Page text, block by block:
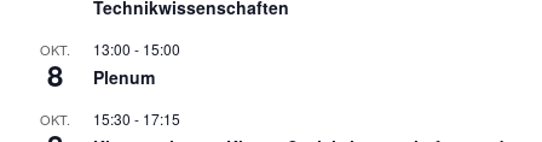
Technikwissenschaften
OKT.
8
13:00 - 15:00
Plenum
OKT. 15:30 - 17:15